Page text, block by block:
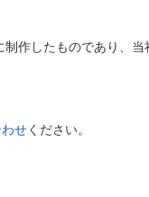
作したものであり、
せください。